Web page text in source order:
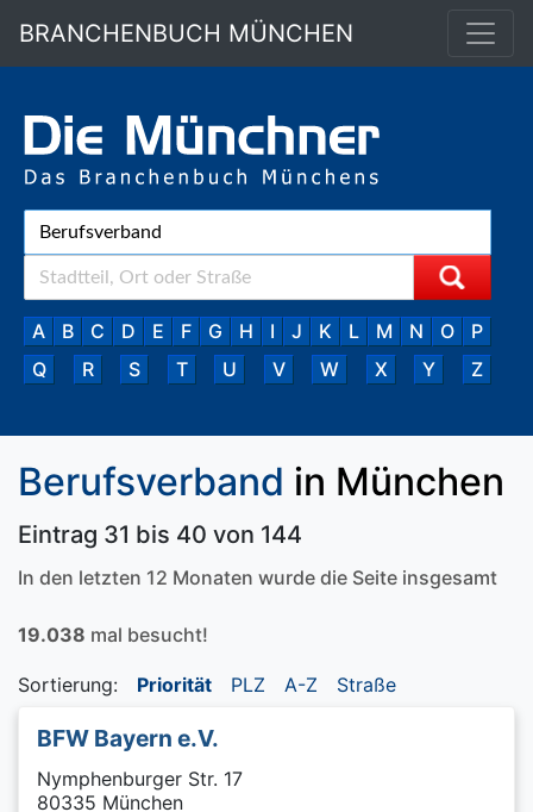
BRANCHENBUCH MÜNCHEN
A B C D E F G H I J K L M N O
P
Q
R S T U V W X Y Z
Berufsverband in München
Eintrag 31 bis 40 von 144
In den letzten 12 Monaten wurde die Seite insgesamt
19.038 mal besucht!
Sortierung: Priorität PLZ A-Z Straße
BFW Bayern e.V.
Nymphenburger Str. 17
80335 München